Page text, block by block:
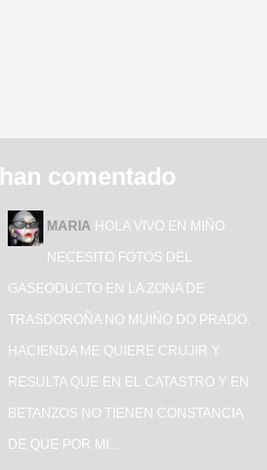
han comentado
MARIA HOLA VIVO EN MIÑO
NECESITO FOTOS DEL
GASEODUCTO EN LA ZONA DE
TRASDOROÑA NO MUIÑO DO PRADO.
HACIENDA ME QUIERE CRUJIR Y
RESULTA QUE EN EL CATASTRO Y EN
BETANZOS NO TIENEN CONSTANCIA
DE QUE POR MI...